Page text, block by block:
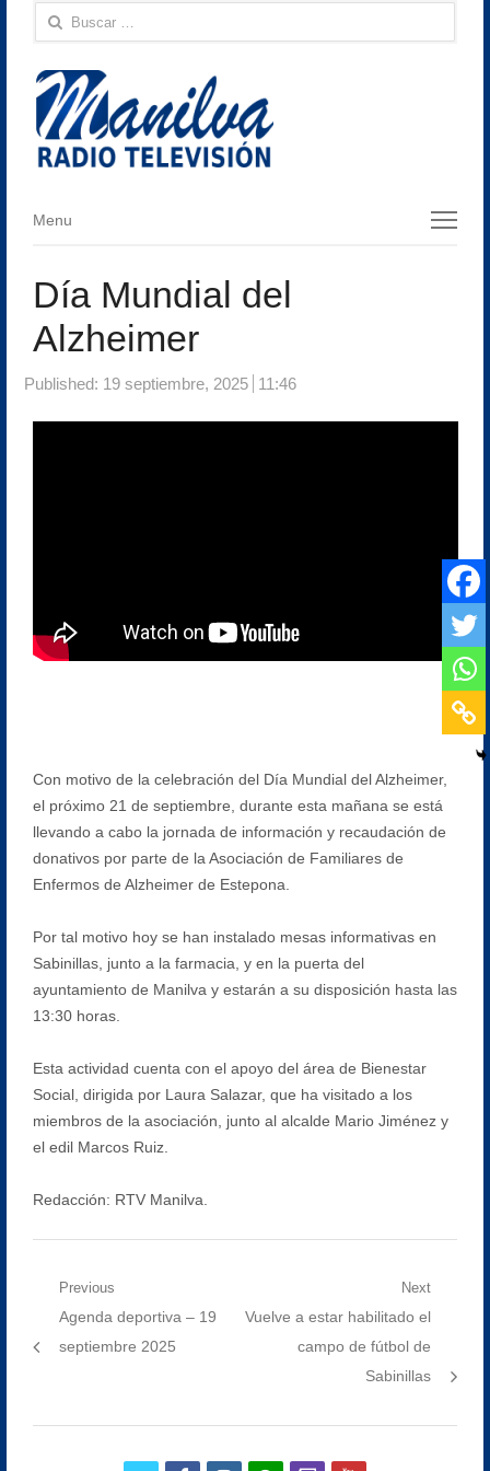
Buscar:
Menu
Menu
Día Mundial del
Alzheimer
Published: 19 septiembre, 2025 11:46
Con motivo de la celebración del Día Mundial del Alzheimer,
el próximo 21 de septiembre, durante esta mañana se está
llevando a cabo la jornada de información y recaudación de
donativos por parte de la Asociación de Familiares de
Enfermos de Alzheimer de Estepona.
Por tal motivo hoy se han instalado mesas informativas en
Sabinillas, junto a la farmacia, y en la puerta del
ayuntamiento de Manilva y estarán a su disposición hasta las
13:30 horas.
Esta actividad cuenta con el apoyo del área de Bienestar
Social, dirigida por Laura Salazar, que ha visitado a los
miembros de la asociación, junto al alcalde Mario Jiménez y
el edil Marcos Ruiz.
Redacción: RTV Manilva.
Navegación
de
Previous
Previous
post:
Agenda deportiva – 19
septiembre 2025
Next
Next
Vuelve a estar habilitado el
campo de fútbol de
Sabinillas